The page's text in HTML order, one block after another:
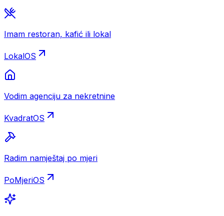
Imam restoran, kafić ili lokal
LokalOS
Vodim agenciju za nekretnine
KvadratOS
Radim namještaj po mjeri
PoMjeriOS